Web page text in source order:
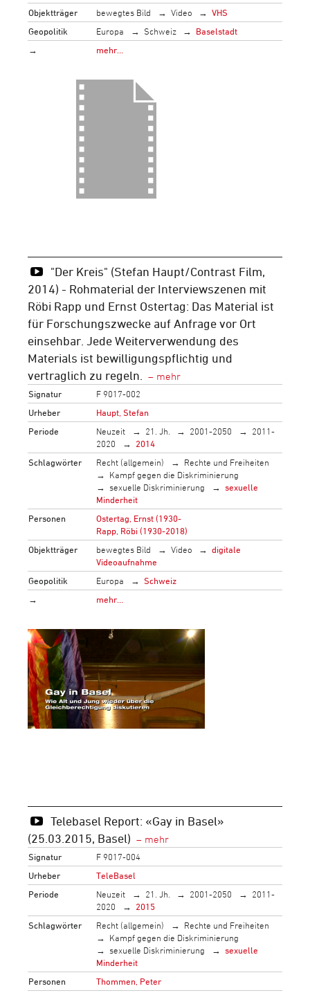
Objektträger
bewegtes Bild Video
VHS
Geopolitik
Europa Schweiz
Baselstadt
→
mehr…
"Der Kreis" (Stefan Haupt/Contrast Film,
2014) - Rohmaterial der Interviewszenen mit
Röbi Rapp und Ernst Ostertag: Das Material ist
für Forschungszwecke auf Anfrage vor Ort
einsehbar. Jede Weiterverwendung des
Materials ist bewilligungspflichtig und
vertraglich zu regeln.
Signatur
F 9017-002
Urheber
Haupt, Stefan
Periode
Neuzeit 21. Jh. 2001-2050
2011-
2020
2014
Schlagwörter
Recht (allgemein)
Rechte und Freiheiten
Kampf gegen die Diskriminierung
sexuelle Diskriminierung
sexuelle
Minderheit
Personen
Ostertag, Ernst (1930-
Rapp, Röbi (1930-2018)
Objektträger
bewegtes Bild Video
digitale
Videoaufnahme
Geopolitik
Europa
Schweiz
→
mehr…
Telebasel Report: «Gay in Basel»
(25.03.2015, Basel)
Signatur
F 9017-004
Urheber
TeleBasel
Periode
Neuzeit 21. Jh. 2001-2050
2011-
2020
2015
Schlagwörter
Recht (allgemein)
Rechte und Freiheiten
Kampf gegen die Diskriminierung
sexuelle Diskriminierung
sexuelle
Minderheit
Personen
Thommen, Peter